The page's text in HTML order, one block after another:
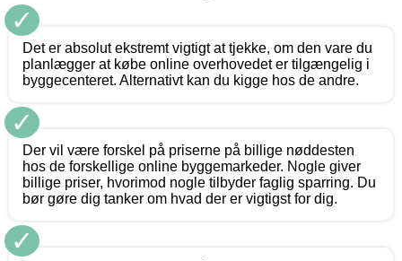
✓
Det er absolut ekstremt vigtigt at tjekke, om den vare du
planlægger at købe online overhovedet er tilgængelig i
byggecenteret. Alternativt kan du kigge hos de andre.
✓
Der vil være forskel på priserne på billige nøddesten
hos de forskellige online byggemarkeder. Nogle giver
billige priser, hvorimod nogle tilbyder faglig sparring. Du
bør gøre dig tanker om hvad der er vigtigst for dig.
✓